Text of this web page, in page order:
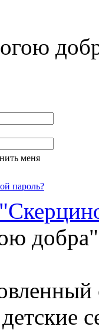
меня
пароль?
добра"